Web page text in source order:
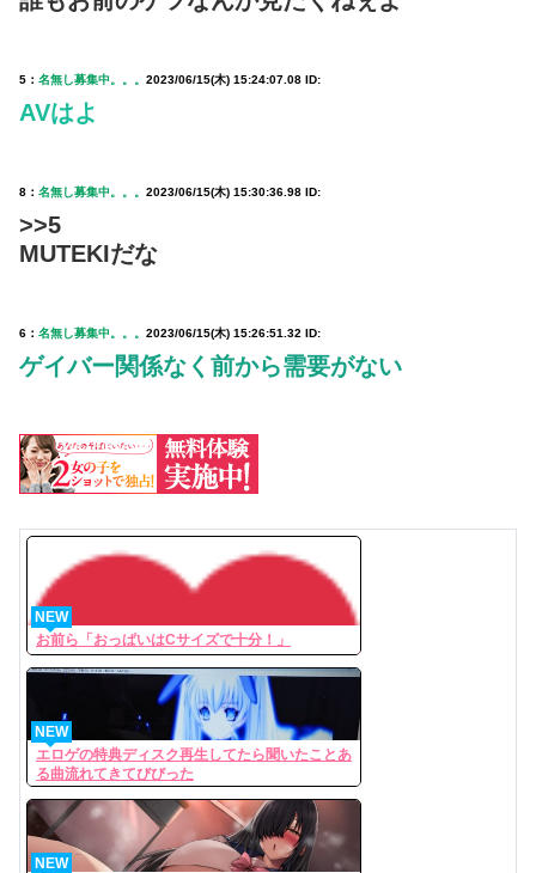
5： 名無し募集中。。。 2023/06/15(木) 15:24:07.08 ID:
AVはよ
8： 名無し募集中。。。 2023/06/15(木) 15:30:36.98 ID:
>>5
MUTEKIだな
6： 名無し募集中。。。 2023/06/15(木) 15:26:51.32 ID:
ゲイバー関係なく前から需要がない
お前ら「おっぱいはCサイズで十分！」
NEW
エロゲの特典ディスク再生してたら聞いたことあ
る曲流れてきてびびった
NEW
NEW